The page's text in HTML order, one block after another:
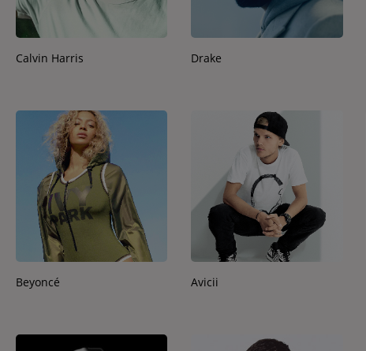
Régie Publicitaire
Recherche d'un titre
Calvin Harris Drake
Beyoncé Avicii